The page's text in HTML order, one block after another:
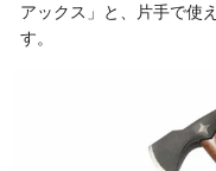
アックス」と、片手で使
す。